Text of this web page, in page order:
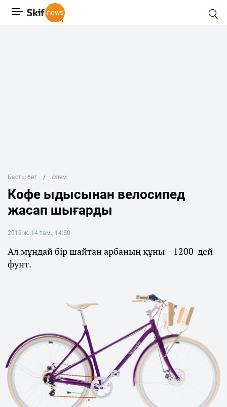
Басты бет Әлем
Кофе ыдысынан велосипед
жасап шығарды
2019 ж. 14 там., 14:50
Ал мұндай бір шайтан арбаның құны – 1200-дей
фунт.